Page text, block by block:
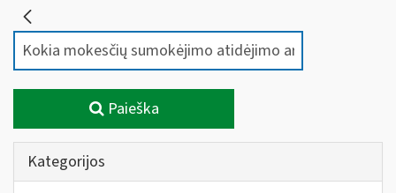
Paieška
Kategorijos